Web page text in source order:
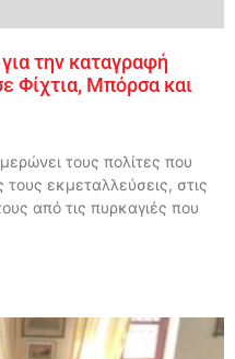
την καταγραφή
Φίχτια, Μπόρσα και
τους πολίτες που
τους εκμεταλλεύσεις, στις
από τις πυρκαγιές που